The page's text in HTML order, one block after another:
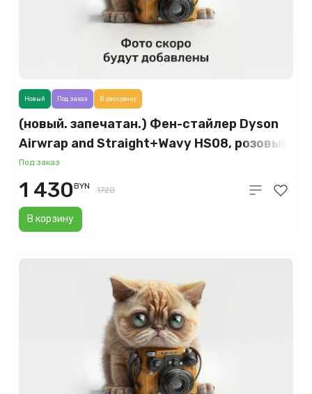
(новый. запечатан.) Фен-стайлер Dyson
Airwrap and Straight+Wavy HS08, розовый
канзан (Kanzan Pink)
Под заказ
В корзину
Новый Под заказ В рассрочку
1 430BYN 1720